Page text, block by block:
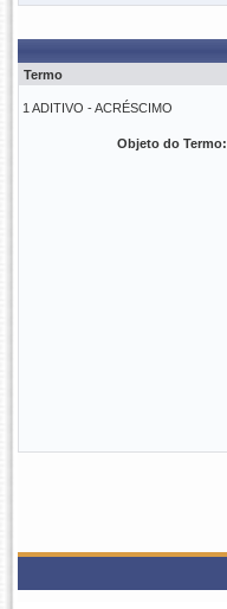
Termo
1 ADITIVO - ACRÉSCIMO
Objeto do Termo: